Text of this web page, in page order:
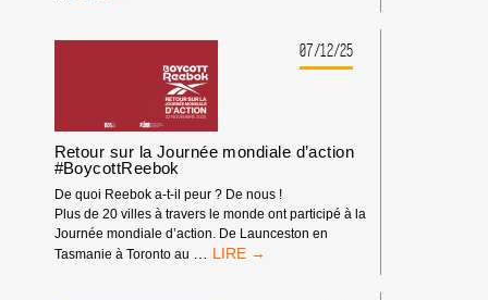
L’ARMEMENT
D’ISRAËL
07/12/25
Retour sur la Journée mondiale d’action
#BoycottReebok
De quoi Reebok a-t-il peur ? De nous !
Plus de 20 villes à travers le monde ont participé à la
Journée mondiale d’action. De Launceston en
Tasmanie à Toronto au
RETOUR